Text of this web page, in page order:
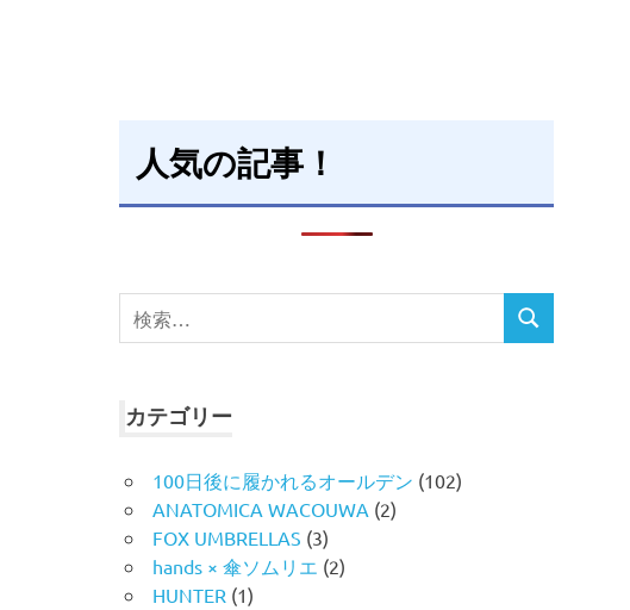
人気の記事！
検
索
検
カテゴリー
100日後に履かれるオールデン (102)
ANATOMICA WACOUWA (2)
FOX UMBRELLAS (3)
hands × 傘ソムリエ (2)
HUNTER (1)